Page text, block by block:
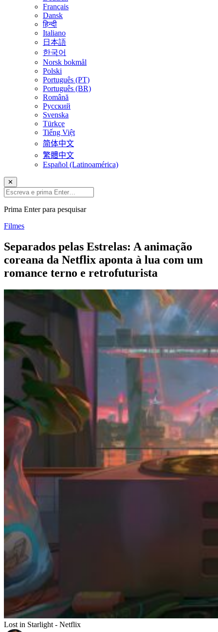
Français
Dansk
हिन्दी
Italiano
日本語
한국어
Norsk bokmål
Polski
Português (PT)
Português (BR)
Română
Русский
Svenska
Türkçe
Tiếng Việt
简体中文
繁體中文
Español (Latinoamérica)
✕
Prima Enter para pesquisar
Filmes
Separados pelas Estrelas: A animação
coreana da Netflix aponta à lua com um
romance terno e retrofuturista
Lost in Starlight - Netflix